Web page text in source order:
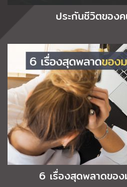
ประกันชีวิตของ
6 เรื่องสุดพลาดของ